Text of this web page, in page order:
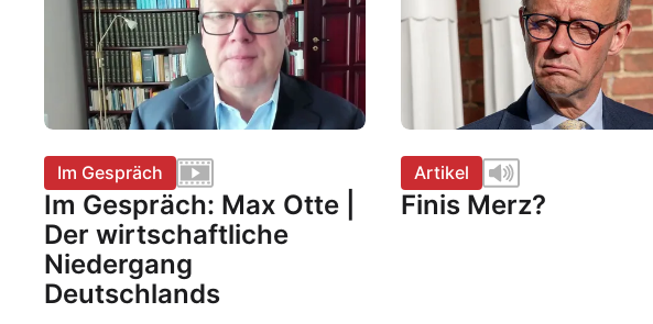
Im Gespräch
Im Gespräch: Max Otte |
Der wirtschaftliche
Niedergang
Deutschlands
Artikel
Finis Merz?